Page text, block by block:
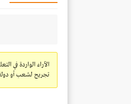
الآراء الواردة في
تجريح لشعب أو